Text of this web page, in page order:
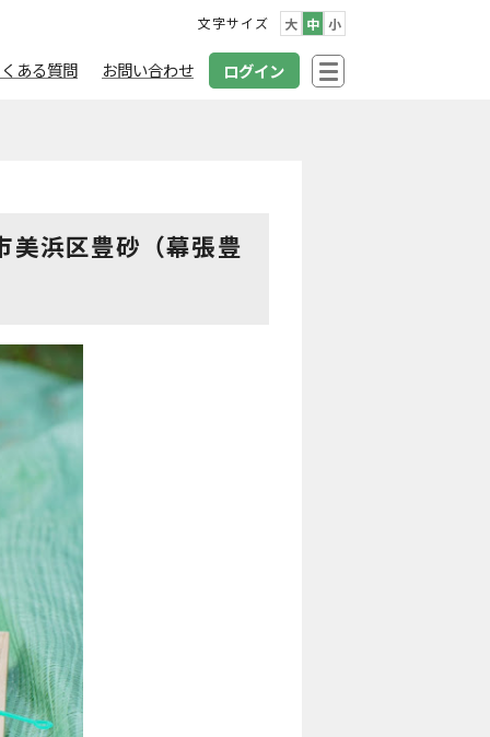
文字サイズ 大 中 小
ある質問 お問い合わせ ログイン
美浜区豊砂（幕張豊